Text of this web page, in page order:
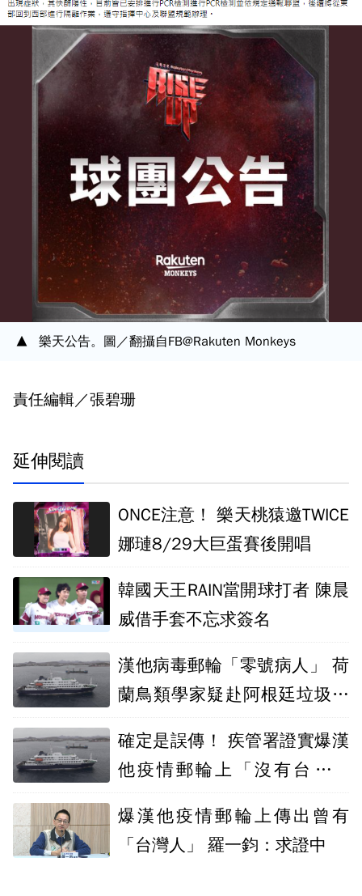
樂天公告。圖／翻攝自FB@Rakuten Monkeys
責任編輯／張碧珊
延伸閱讀
ONCE注意！ 樂天桃猿邀TWICE
娜璉8/29大巨蛋賽後開唱
韓國天王RAIN當開球打者 陳晨
威借手套不忘求簽名
漢他病毒郵輪「零號病人」 荷
蘭鳥類學家疑赴阿根廷垃圾山
確定是誤傳！ 疾管署證實爆漢
他疫情郵輪上「沒有台灣公
爆漢他疫情郵輪上傳出曾有
「台灣人」 羅一鈞：求證中